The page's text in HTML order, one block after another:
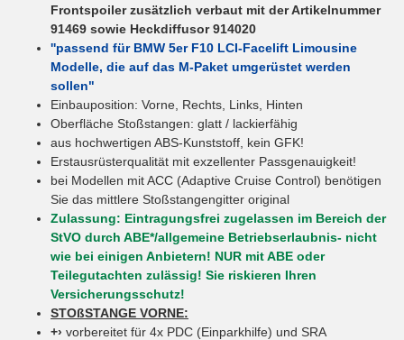
Frontspoiler zusätzlich verbaut mit der Artikelnummer
91469 sowie Heckdiffusor 914020
''passend für BMW 5er F10 LCI-Facelift Limousine
Modelle, die auf das M-Paket umgerüstet werden
sollen"
Einbauposition: Vorne, Rechts, Links, Hinten
Oberfläche Stoßstangen: glatt / lackierfähig
aus hochwertigen ABS-Kunststoff, kein GFK!
Erstausrüsterqualität mit exzellenter Passgenauigkeit!
bei Modellen mit ACC (Adaptive Cruise Control) benötigen
Sie das mittlere Stoßstangengitter original
Zulassung: Eintragungsfrei zugelassen im Bereich der
StVO durch ABE*/allgemeine Betriebserlaubnis- nicht
wie bei einigen Anbietern! NUR mit ABE oder
Teilegutachten zulässig! Sie riskieren Ihren
Versicherungsschutz!
STOßSTANGE VORNE:
+› vorbereitet für 4x PDC (Einparkhilfe) und SRA